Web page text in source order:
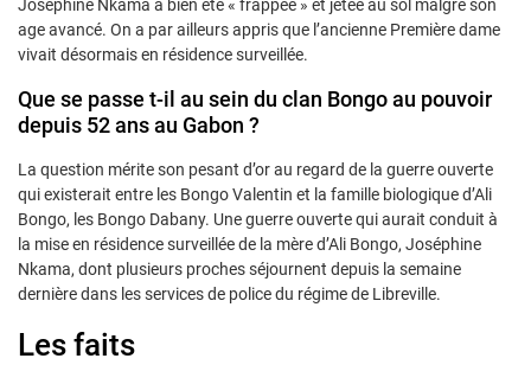
Joséphine Nkama a bien été « frappée » et jetée au sol malgré son
age avancé. On a par ailleurs appris que l’ancienne Première dame
vivait désormais en résidence surveillée.
Que se passe t-il au sein du clan Bongo au pouvoir
depuis 52 ans au Gabon ?
La question mérite son pesant d’or au regard de la guerre ouverte
qui existerait entre les Bongo Valentin et la famille biologique d’Ali
Bongo, les Bongo Dabany. Une guerre ouverte qui aurait conduit à
la mise en résidence surveillée de la mère d’Ali Bongo, Joséphine
Nkama, dont plusieurs proches séjournent depuis la semaine
dernière dans les services de police du régime de Libreville.
Les faits